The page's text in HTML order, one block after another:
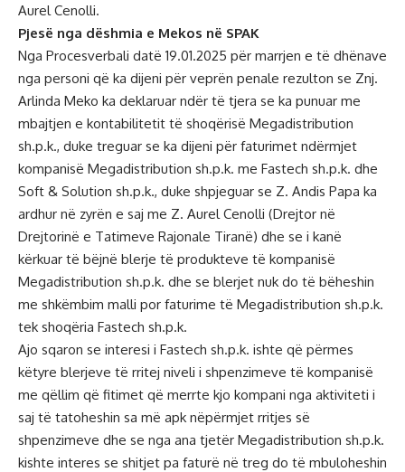
Aurel Cenolli.
Pjesë nga dëshmia e Mekos në SPAK
Nga Procesverbali datë 19.01.2025 për marrjen e të dhënave
nga personi që ka dijeni për veprën penale rezulton se Znj.
Arlinda Meko ka deklaruar ndër të tjera se ka punuar me
mbajtjen e kontabilitetit të shoqërisë Megadistribution
sh.p.k., duke treguar se ka dijeni për faturimet ndërmjet
kompanisë Megadistribution sh.p.k. me Fastech sh.p.k. dhe
Soft & Solution sh.p.k., duke shpjeguar se Z. Andis Papa ka
ardhur në zyrën e saj me Z. Aurel Cenolli (Drejtor në
Drejtorinë e Tatimeve Rajonale Tiranë) dhe se i kanë
kërkuar të bëjnë blerje të produkteve të kompanisë
Megadistribution sh.p.k. dhe se blerjet nuk do të bëheshin
me shkëmbim malli por faturime të Megadistribution sh.p.k.
tek shoqëria Fastech sh.p.k.
Ajo sqaron se interesi i Fastech sh.p.k. ishte që përmes
këtyre blerjeve të rritej niveli i shpenzimeve të kompanisë
me qëllim që fitimet që merrte kjo kompani nga aktiviteti i
saj të tatoheshin sa më apk nëpërmjet rritjes së
shpenzimeve dhe se nga ana tjetër Megadistribution sh.p.k.
kishte interes se shitjet pa faturë në treg do të mbuloheshin